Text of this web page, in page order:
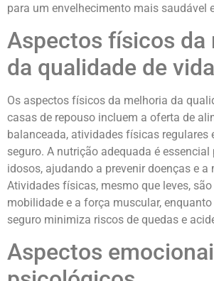
para um envelhecimento mais saudável
Aspectos físicos da
da qualidade de vida
Os aspectos físicos da melhoria da
casas de repouso incluem a oferta de
balanceada, atividades físicas regulares
seguro. A nutrição adequada é
idosos, ajudando a prevenir doenças e a
Atividades físicas, mesmo que leves,
mobilidade e a força muscular,
seguro minimiza riscos de quedas e
Aspectos